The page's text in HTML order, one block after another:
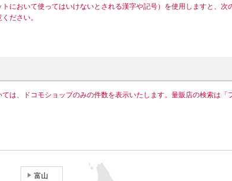
において使ってはいけないとされる漢字や記号）を使用しますと、次
ださい。
は、ドコモショップのみの件数を表示いたします。量販店の検索は「
富山